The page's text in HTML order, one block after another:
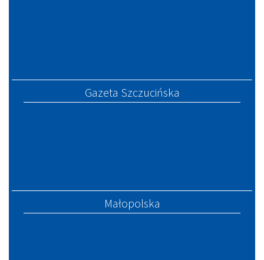
Gazeta Szczucińska
Małopolska